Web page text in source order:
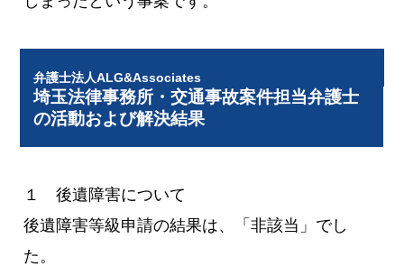
弁護士法人ALG&Associates
埼玉法律事務所・交通事故案件担当弁護士
の活動および解決結果
１ 後遺障害について
後遺障害等級申請の結果は、「非該当」でし
た。